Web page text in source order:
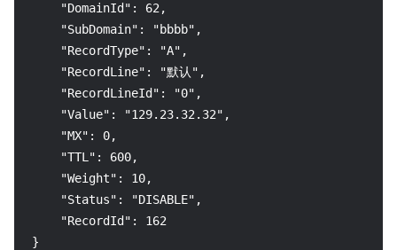
    "DomainId": 62,
    "SubDomain": "bbbb",
    "RecordType": "A",
    "RecordLine": "默认",
    "RecordLineId": "0",
    "Value": "129.23.32.32",
    "MX": 0,
    "TTL": 600,
    "Weight": 10,
    "Status": "DISABLE",
    "RecordId": 162
}